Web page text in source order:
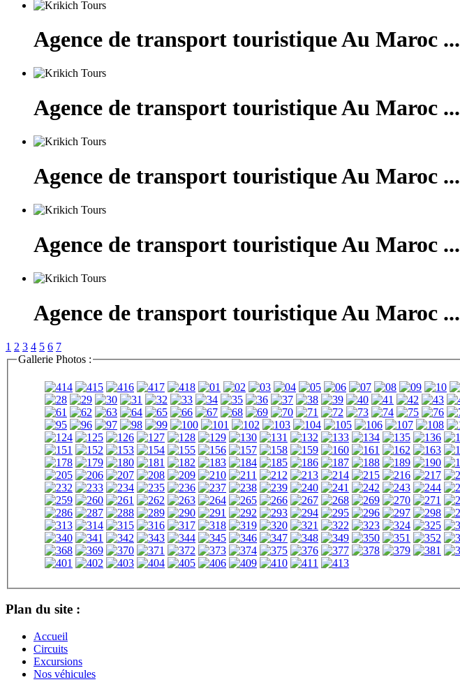
Agence de transport touristique Au Maroc ...
Agence de transport touristique Au Maroc ...
Agence de transport touristique Au Maroc ...
Agence de transport touristique Au Maroc ...
Agence de transport touristique Au Maroc ...
1 2 3 4 5 6 7
Gallerie Photos :
Plan du site :
Accueil
Circuits
Excursions
Nos véhicules